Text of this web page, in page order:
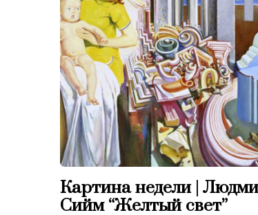
Картина недели |
Сийм “Желтый свет”